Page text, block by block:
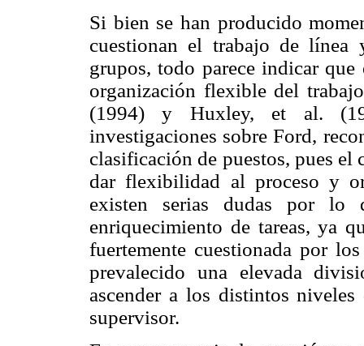
Si bien se han producido
cuestionan el trabajo de
grupos, todo parece indicar
organización flexible del
(1994) y Huxley, et al.
investigaciones sobre Ford,
clasificación de puestos, pues
dar flexibilidad al proceso y
existen serias dudas por lo
enriquecimiento de tareas, ya
fuertemente cuestionada por
prevalecido una elevada
ascender a los distintos
supervisor.